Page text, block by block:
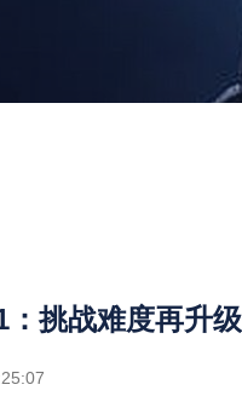
：挑战难度再升级